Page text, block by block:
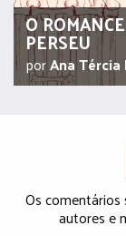
O
PERSEU
porAna Tércia
Os
autores e